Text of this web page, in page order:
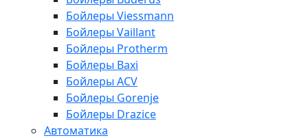
Бойлеры Viessmann
Бойлеры Vaillant
Бойлеры Protherm
Бойлеры Baxi
Бойлеры ACV
Бойлеры Gorenje
Бойлеры Drazice
Автоматика